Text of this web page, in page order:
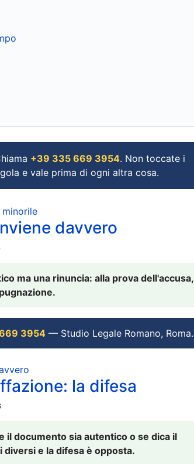
+39 335 669 3954. Non toccate i
e vale prima di ogni altra cosa.
davvero
ma una rinuncia: alla prova dell'accusa,
3954 — Studio Legale Romano, Roma.
la difesa
il documento sia autentico o se dica il
e la difesa è opposta.